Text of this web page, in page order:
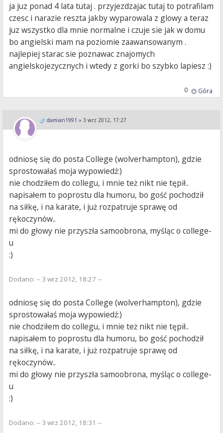
ja juz ponad 4 lata tutaj . przyjezdzajac tutaj to potrafilam
czesc i narazie reszta jakby wyparowala z glowy a teraz
juz wszystko dla mnie normalne i czuje sie jak w domu
bo angielski mam na poziomie zaawansowanym .
najlepiej starac sie poznawac znajomych
angielskojezycznych i wtedy z gorki bo szybko lapiesz :)
Góra
0
damian1991 » 3 wrz 2012, 17:27
odniosę się do posta College (wolverhampton), gdzie
sprostowałaś moja wypowiedź:)
nie chodziłem do collegu, i mnie też nikt nie tępił..
napisałem to poprostu dla humoru, bo gość pochodził
na siłkę, i na karate, i już rozpatruje sprawę od
rękoczynów..
mi do głowy nie przyszła samoobrona, myśląc o college-
u
:)
Dodano: -- 3 wrz 2012, 18:27 --
odniosę się do posta College (wolverhampton), gdzie
sprostowałaś moja wypowiedź:)
nie chodziłem do collegu, i mnie też nikt nie tępił..
napisałem to poprostu dla humoru, bo gość pochodził
na siłkę, i na karate, i już rozpatruje sprawę od
rękoczynów..
mi do głowy nie przyszła samoobrona, myśląc o college-
u
:)
Dodano: -- 3 wrz 2012, 18:31 --